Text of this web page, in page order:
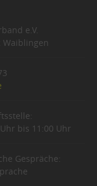
e.V.
Waiblingen
bis 11:00 Uhr
Gespräche: